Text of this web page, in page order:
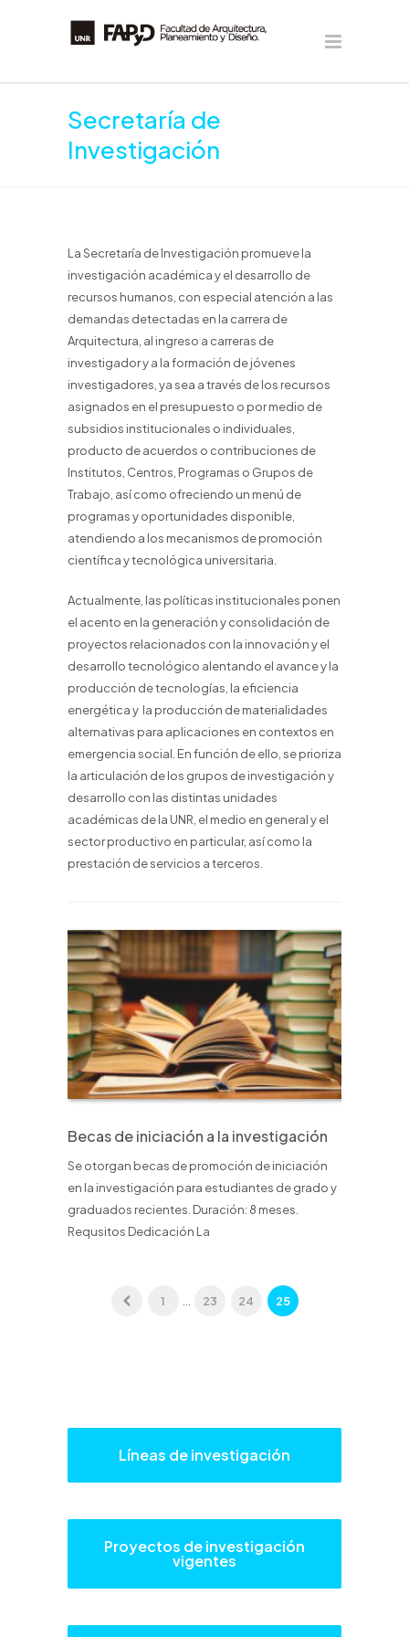
Secretaría de
Investigación
La Secretaría de Investigación promueve la
investigación académica y el desarrollo de
recursos humanos, con especial atención a las
demandas detectadas en la carrera de
Arquitectura, al ingreso a carreras de
investigador y a la formación de jóvenes
investigadores, ya sea a través de los recursos
asignados en el presupuesto o por medio de
subsidios institucionales o individuales,
producto de acuerdos o contribuciones de
Institutos, Centros, Programas o Grupos de
Trabajo, así como ofreciendo un menú de
programas y oportunidades disponible,
atendiendo a los mecanismos de promoción
científica y tecnológica universitaria.
Actualmente, las políticas institucionales ponen
el acento en la generación y consolidación de
proyectos relacionados con la innovación y el
desarrollo tecnológico alentando el avance y la
producción de tecnologías, la eficiencia
energética y la producción de materialidades
alternativas para aplicaciones en contextos en
emergencia social. En función de ello, se prioriza
la articulación de los grupos de investigación y
desarrollo con las distintas unidades
académicas de la UNR, el medio en general y el
sector productivo en particular, así como la
prestación de servicios a terceros.
Becas de iniciación a la investigación
Se otorgan becas de promoción de iniciación
en la investigación para estudiantes de grado y
graduados recientes. Duración: 8 meses.
Requsitos Dedicación La
1 23 24 25
Líneas de investigación
Proyectos de investigación
vigentes